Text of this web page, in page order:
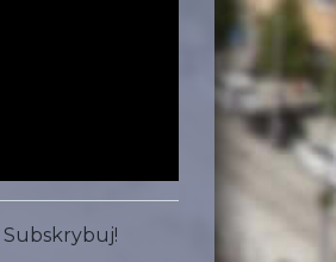
Subskrybuj!